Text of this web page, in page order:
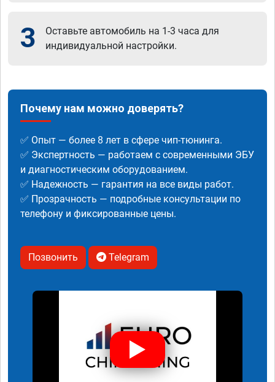
3
Оставьте автомобиль на 1-3 часа для
индивидуальной настройки.
Почему нам можно доверять?
✅ Опыт — более 8 лет в сфере чип-тюнинга.
✅ Экспертность — работаем с современными ЭБУ
и диагностическим оборудованием.
✅ Надежность — гарантия на все виды работ.
✅ Прозрачность — подробные консультации по
телефону и фиксированные цены.
Позвонить Telegram